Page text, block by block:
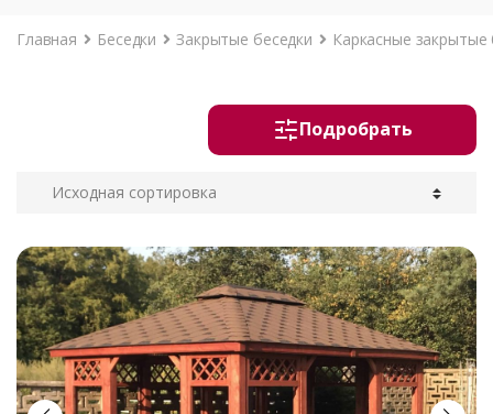
Главная Беседки Закрытые беседки Каркасные закрытые
Подробрать